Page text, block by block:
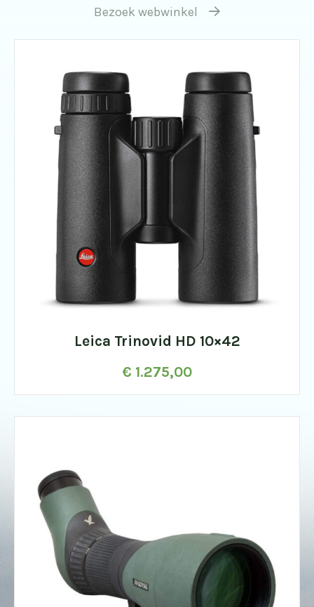
Bezoek webwinkel
Leica Trinovid HD 10×42
€ 1.275,00